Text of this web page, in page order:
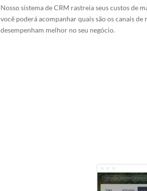
Nosso sistema de CRM rastreia seus custos de
você poderá acompanhar quais são os canais
desempenham melhor no seu negócio.